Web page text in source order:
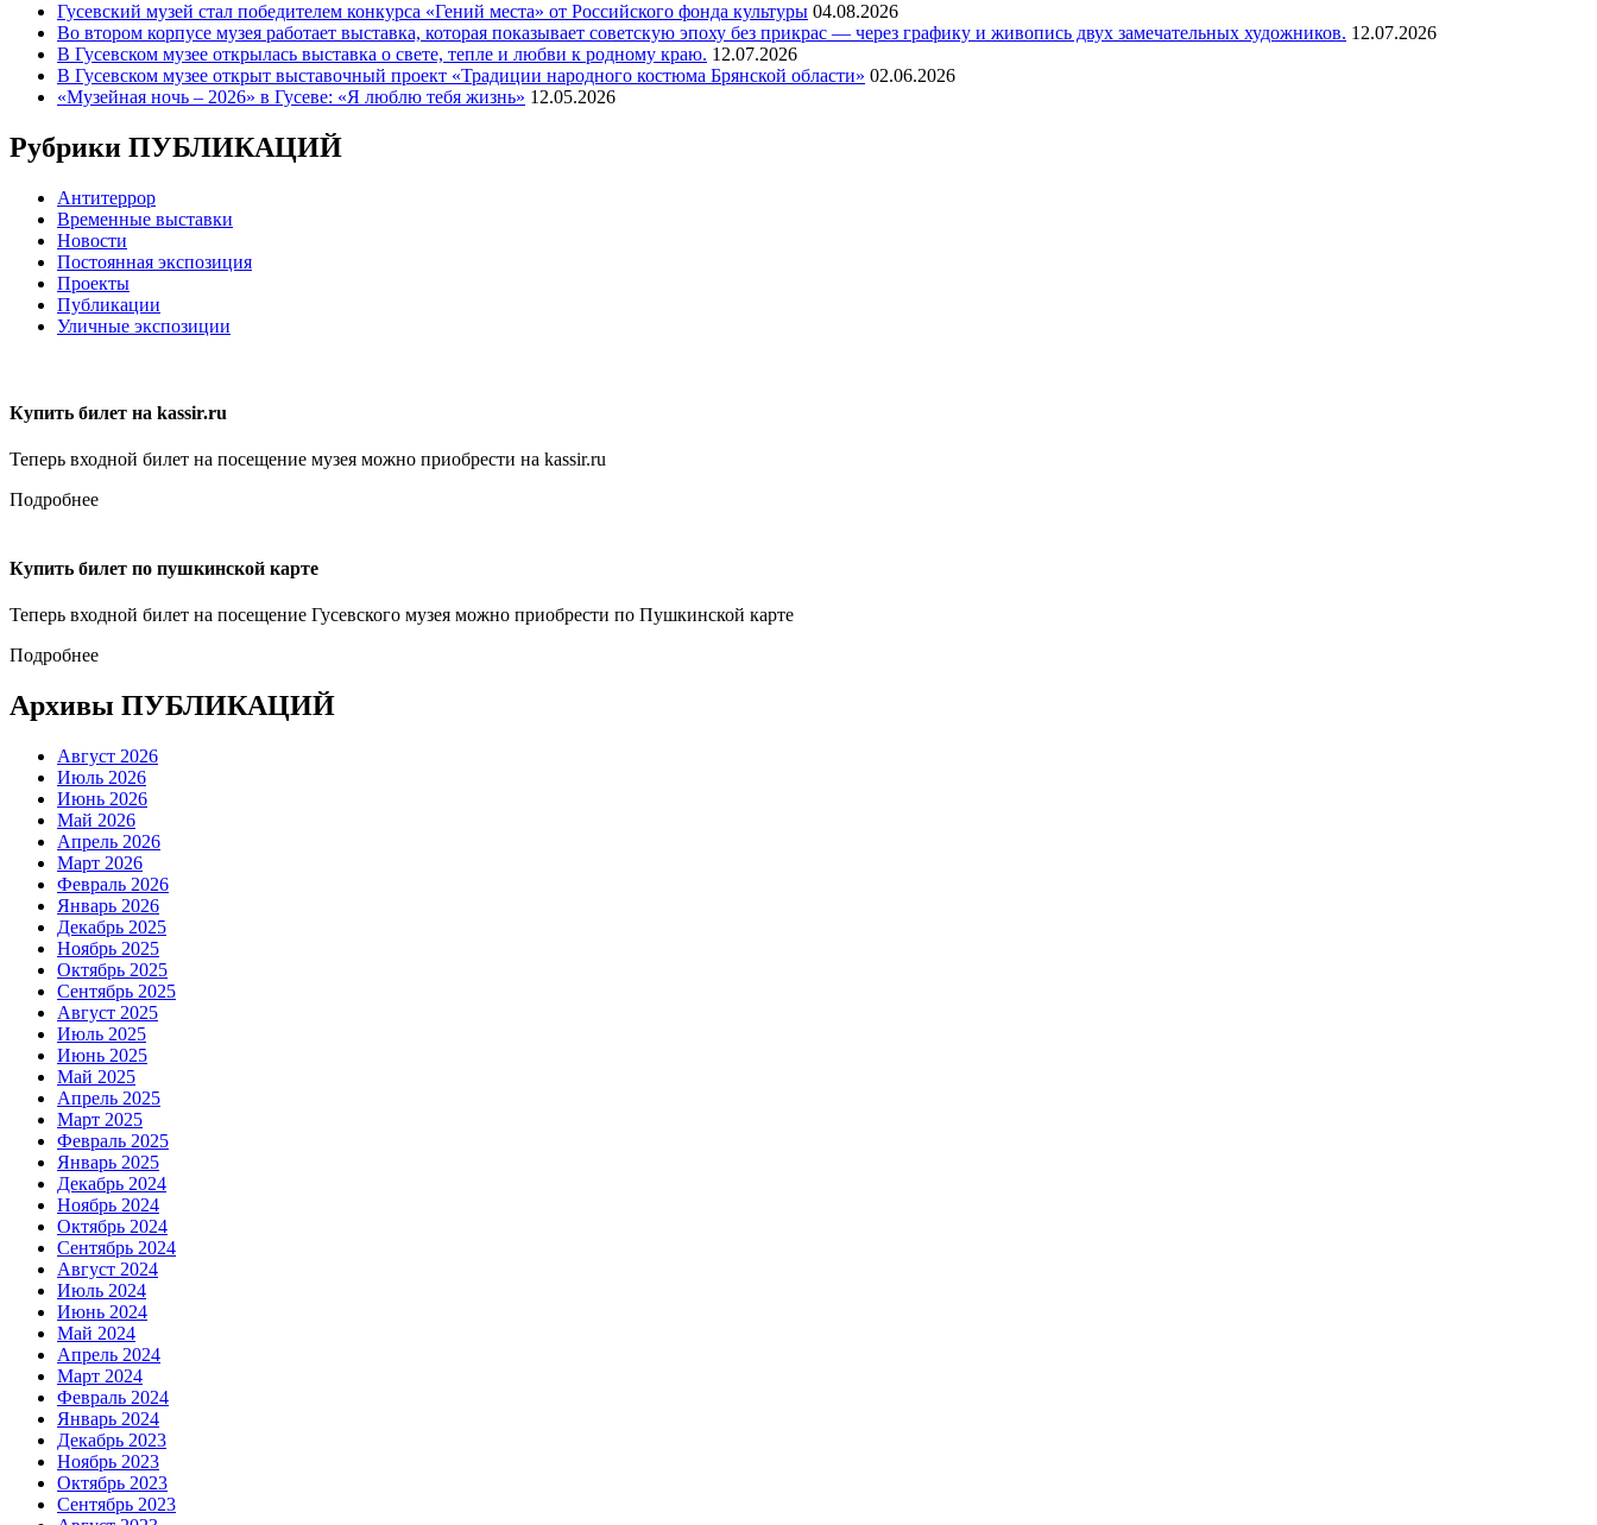
Гусевский музей стал победителем конкурса «Гений места» от Российского фонда культуры 04.08.2026
Во втором корпусе музея работает выставка, которая показывает советскую эпоху без прикрас — через графику и живопись двух замечательных художников. 12.07.2026
В Гусевском музее открылась выставка о свете, тепле и любви к родному краю. 12.07.2026
В Гусевском музее открыт выставочный проект «Традиции народного костюма Брянской области» 02.06.2026
«Музейная ночь – 2026» в Гусеве: «Я люблю тебя жизнь» 12.05.2026
Рубрики ПУБЛИКАЦИЙ
Антитеррор
Временные выставки
Новости
Постоянная экспозиция
Проекты
Публикации
Уличные экспозиции
Купить билет на kassir.ru
Теперь входной билет на посещение музея можно приобрести на kassir.ru
Подробнее
Купить билет по пушкинской карте
Теперь входной билет на посещение Гусевского музея можно приобрести по Пушкинской карте
Подробнее
Архивы ПУБЛИКАЦИЙ
Август 2026
Июль 2026
Июнь 2026
Май 2026
Апрель 2026
Март 2026
Февраль 2026
Январь 2026
Декабрь 2025
Ноябрь 2025
Октябрь 2025
Сентябрь 2025
Август 2025
Июль 2025
Июнь 2025
Май 2025
Апрель 2025
Март 2025
Февраль 2025
Январь 2025
Декабрь 2024
Ноябрь 2024
Октябрь 2024
Сентябрь 2024
Август 2024
Июль 2024
Июнь 2024
Май 2024
Апрель 2024
Март 2024
Февраль 2024
Январь 2024
Декабрь 2023
Ноябрь 2023
Октябрь 2023
Сентябрь 2023